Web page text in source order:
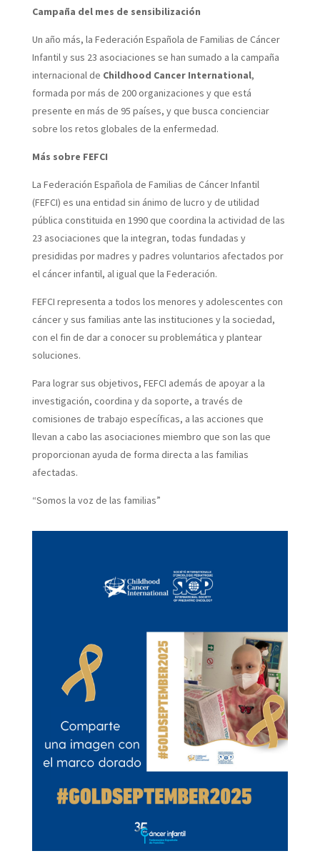
Campaña del mes de sensibilización
Un año más, la Federación Española de Familias de Cáncer
Infantil y sus 23 asociaciones se han sumado a la campaña
internacional de Childhood Cancer International,
formada por más de 200 organizaciones y que está
presente en más de 95 países, y que busca concienciar
sobre los retos globales de la enfermedad.
Más sobre FEFCI
La Federación Española de Familias de Cáncer Infantil
(FEFCI) es una entidad sin ánimo de lucro y de utilidad
pública constituida en 1990 que coordina la actividad de las
23 asociaciones que la integran, todas fundadas y
presididas por madres y padres voluntarios afectados por
el cáncer infantil, al igual que la Federación.
FEFCI representa a todos los menores y adolescentes con
cáncer y sus familias ante las instituciones y la sociedad,
con el fin de dar a conocer su problemática y plantear
soluciones.
Para lograr sus objetivos, FEFCI además de apoyar a la
investigación, coordina y da soporte, a través de
comisiones de trabajo específicas, a las acciones que
llevan a cabo las asociaciones miembro que son las que
proporcionan ayuda de forma directa a las familias
afectadas.
“Somos la voz de las familias”